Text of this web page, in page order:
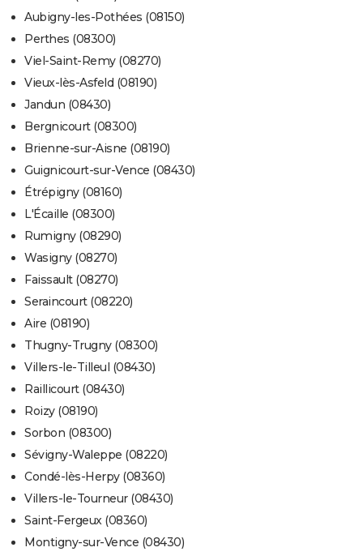
Aubigny-les-Pothées (08150)
Perthes (08300)
Viel-Saint-Remy (08270)
Vieux-lès-Asfeld (08190)
Jandun (08430)
Bergnicourt (08300)
Brienne-sur-Aisne (08190)
Guignicourt-sur-Vence (08430)
Étrépigny (08160)
L'Écaille (08300)
Rumigny (08290)
Wasigny (08270)
Faissault (08270)
Seraincourt (08220)
Aire (08190)
Thugny-Trugny (08300)
Villers-le-Tilleul (08430)
Raillicourt (08430)
Roizy (08190)
Sorbon (08300)
Sévigny-Waleppe (08220)
Condé-lès-Herpy (08360)
Villers-le-Tourneur (08430)
Saint-Fergeux (08360)
Montigny-sur-Vence (08430)